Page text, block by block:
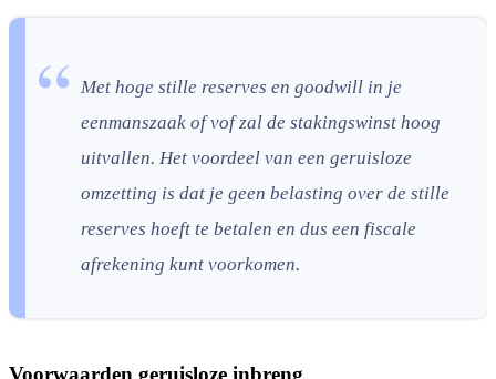
Met hoge stille reserves en goodwill in je
eenmanszaak of vof zal de stakingswinst hoog
uitvallen. Het voordeel van een geruisloze
omzetting is dat je geen belasting over de stille
reserves hoeft te betalen en dus een fiscale
afrekening kunt voorkomen.
Voorwaarden geruisloze inbreng